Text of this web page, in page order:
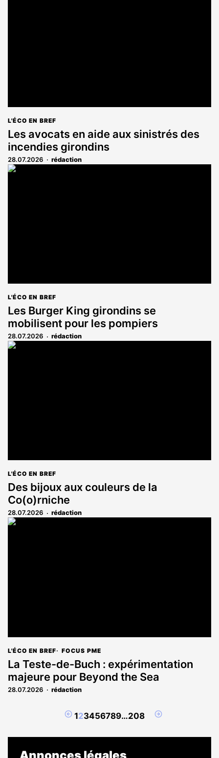
L'ÉCO EN BREF
Les avocats en aide aux sinistrés des
incendies girondins
28.07.2026 rédaction
L'ÉCO EN BREF
Les Burger King girondins se
mobilisent pour les pompiers
28.07.2026 rédaction
L'ÉCO EN BREF
Des bijoux aux couleurs de la
Co(o)rniche
28.07.2026 rédaction
L'ÉCO EN BREF FOCUS PME
La Teste-de-Buch : expérimentation
majeure pour Beyond the Sea
28.07.2026 rédaction
Page
123456789…208
Page